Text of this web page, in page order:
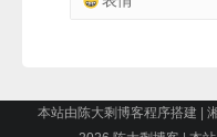
本站由陈大剩博客程序搭建